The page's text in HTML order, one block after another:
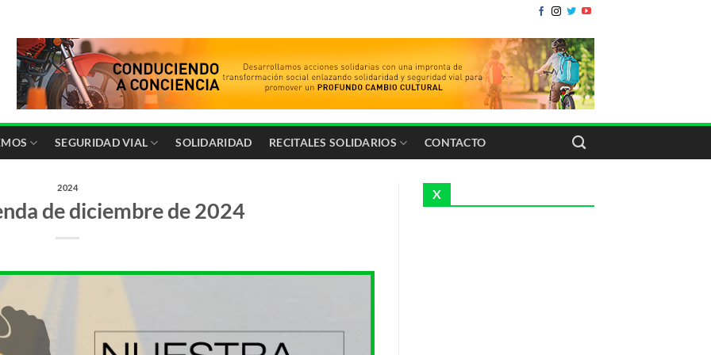
SEGURIDAD VIAL SOLIDARIDAD RECITALES SOLIDARIOS CONTACTO
2024
de diciembre de 2024
X